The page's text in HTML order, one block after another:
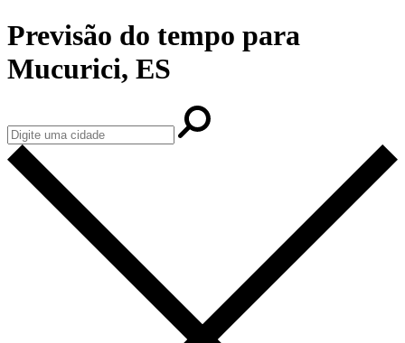
Previsão do tempo para
Mucurici, ES